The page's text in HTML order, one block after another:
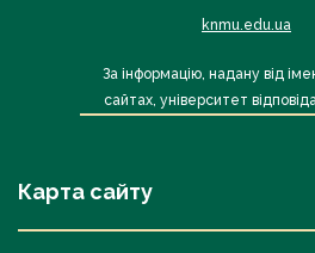
knmu.edu.ua
За інформацію, надану від
сайтах, університет
Карта сайту